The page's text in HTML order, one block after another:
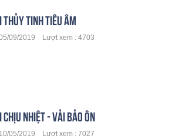
THỦY TINH TIÊU ÂM
09/2019 Lượt xem : 4703
CHỊU NHIỆT - VẢI BẢO ÔN
05/2019 Lượt xem : 7027